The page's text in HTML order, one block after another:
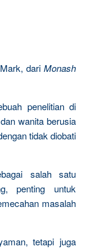
dari Monash
penelitian di
wanita berusia
tidak diobati
salah satu
penting untuk
masalah
tetapi juga